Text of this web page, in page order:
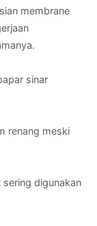
membrane
sinar
renang meski
digunakan